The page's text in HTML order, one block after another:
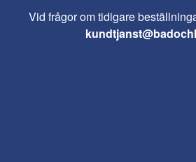
Vid frågor om tidigare